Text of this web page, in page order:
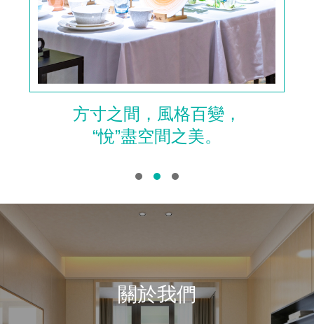
方寸之間，風格百變，
“悅”盡空間之美。
關於我們